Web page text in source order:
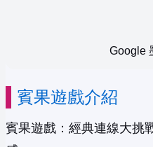
Google
賓果遊戲介紹
賓果遊戲：經典連線大挑